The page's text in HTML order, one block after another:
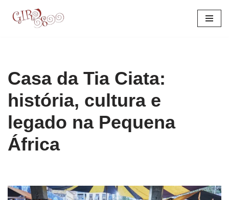
Casa da Tia Ciata:
história, cultura e
legado na Pequena
África